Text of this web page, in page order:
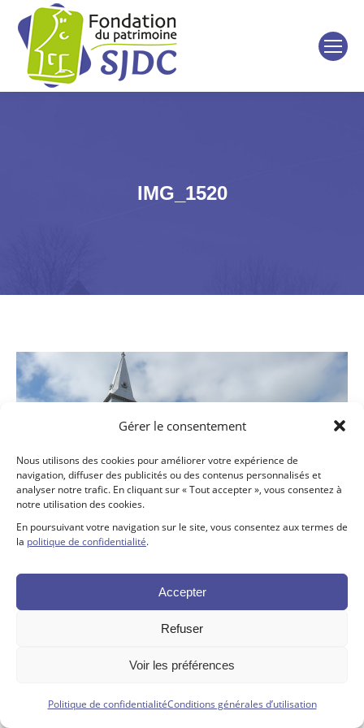
Gérer le consentement
Nous utilisons des cookies pour améliorer votre expérience de
navigation, diffuser des publicités ou des contenus personnalisés et
analyser notre trafic. En cliquant sur « Tout accepter », vous consentez à
notre utilisation des cookies.
En poursuivant votre navigation sur le site, vous consentez aux termes de
la politique de confidentialité.
Accepter
Refuser
Voir les préférences
Politique de confidentialitéConditions générales d’utilisation
IMG_1520
Tous droits réservés ©. 2026. Fondation SJDC |